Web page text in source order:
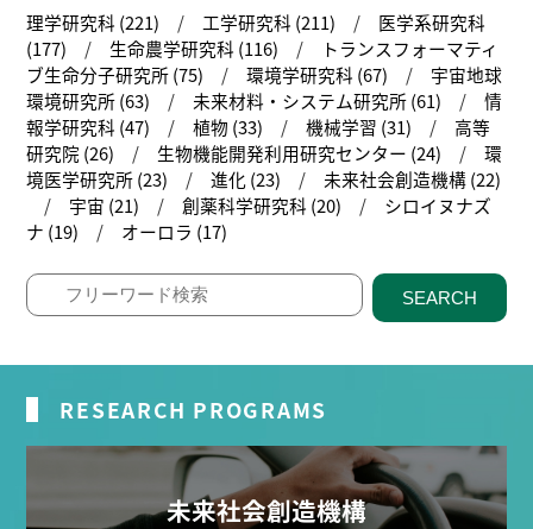
理学研究科 (221) 工学研究科 (211)
医学系研究科
(177)
生命農学研究科 (116)
トランスフォーマティ
ブ生命分子研究所 (75)
環境学研究科 (67)
宇宙地球
環境研究所 (63)
未来材料・システム研究所 (61)
情
報学研究科 (47)
植物 (33) 機械学習 (31)
高等
研究院 (26)
生物機能開発利用研究センター (24)
環
境医学研究所 (23)
進化 (23)
未来社会創造機構 (22)
宇宙 (21)
創薬科学研究科 (20)
シロイヌナズ
ナ (19)
オーロラ (17)
SEARCH
RESEARCH PROGRAMS
未来社会創造機構